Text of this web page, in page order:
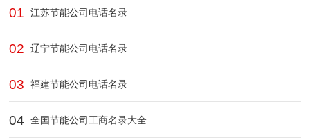
01 江苏节能公司电话名录
02 辽宁节能公司电话名录
03 福建节能公司电话名录
04 全国节能公司工商名录大全